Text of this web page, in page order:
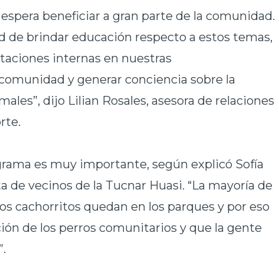
beneficiar a gran parte de la comunidad.
de brindar educación respecto a estos temas,
internas en nuestras
y generar conciencia sobre la
dijo Lilian Rosales, asesora de relaciones
es muy importante, segúnexplicó Sofía
de vecinos de la Tucnar Huasi. “La mayoría de
cachorritos quedan en los parques y por eso
de los perros comunitarios y que la gente